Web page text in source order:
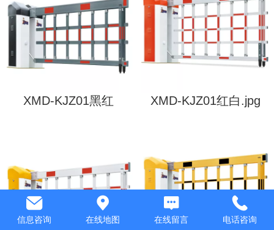
XMD-KJZ01黑红 XMD-KJZ01红白.jpg
信息咨询 在线地图 在线留言 电话咨询